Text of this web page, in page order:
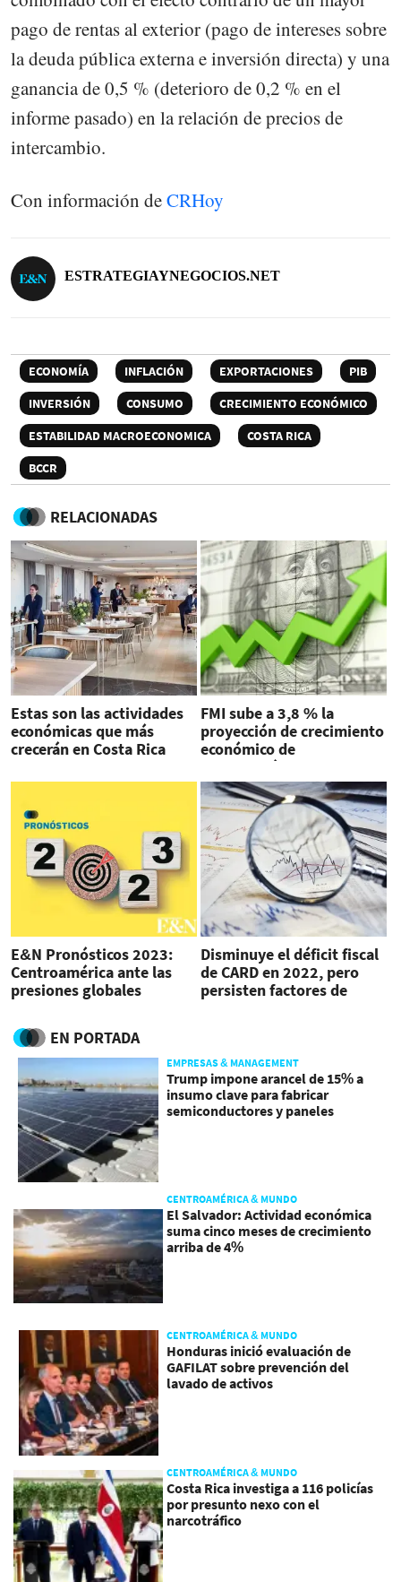
pago de rentas al exterior (pago de intereses sobre
la deuda pública externa e inversión directa) y una
ganancia de 0,5 % (deterioro de 0,2 % en el
informe pasado) en la relación de precios de
intercambio.
Con información deCRHoy
ESTRATEGIAYNEGOCIOS.NET
ECONOMÍA INFLACIÓN EXPORTACIONES
PIB
INVERSIÓN
CONSUMO
CRECIMIENTO ECONÓMICO
ESTABILIDAD MACROECONOMICA
COSTA RICA
BCCR
RELACIONADAS
Estas son las actividades
económicas que más
crecerán en Costa Rica
FMI sube a 3,8 % la
proyección de crecimiento
económico de
Centroamérica para 2023
E&N Pronósticos 2023:
Centroamérica ante las
presiones globales
Disminuye el déficit fiscal
de CARD en 2022, pero
persisten factores de
EN PORTADA
EMPRESAS & MANAGEMENT
Trump impone arancel de 15% a
insumo clave para fabricar
semiconductores y paneles
CENTROAMÉRICA & MUNDO
El Salvador: Actividad económica
suma cinco meses de crecimiento
arriba de 4%
CENTROAMÉRICA & MUNDO
Honduras inició evaluación de
GAFILAT sobre prevención del
lavado de activos
CENTROAMÉRICA & MUNDO
Costa Rica investiga a 116 policías
por presunto nexo con el
narcotráfico